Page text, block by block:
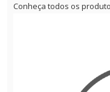
Conheça todos os